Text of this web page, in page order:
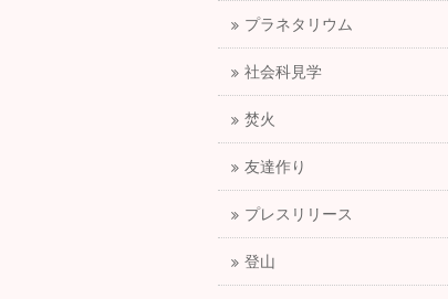
プラネタリウム
社会科見学
焚火
友達作り
プレスリリース
登山